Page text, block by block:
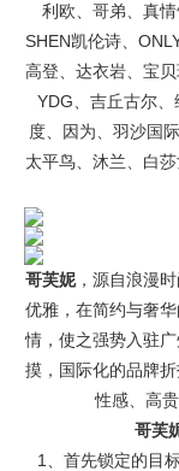
利欧、哥弟、真
SHEN凯伦诗、
高登、达衣岩、宝
YDG、吉丘古尔
度、因为、羽沙国
太平鸟、沐兰、白
哥芙妮，源自浪漫
优雅，在简约与奢
情，使之强势入驻
摸，国际化的品牌
性感、高
哥芙
1、首先锁定的目